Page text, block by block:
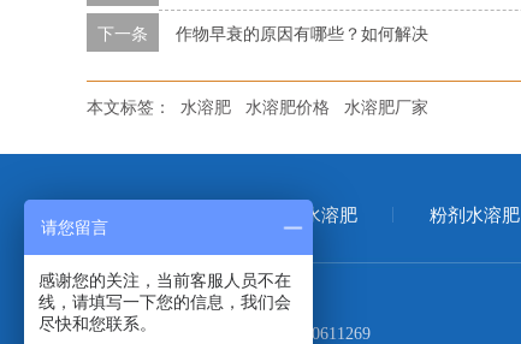
下一条 作物早衰的原因有哪些？如何解决
本文标签： 水溶肥 水溶肥价格 水溶肥厂家
大量元素水溶肥 粉剂水溶肥
电话：
17660611269
请您留言
感谢您的关注，当前客服人员不在
线，请填写一下您的信息，我们会
尽快和您联系。